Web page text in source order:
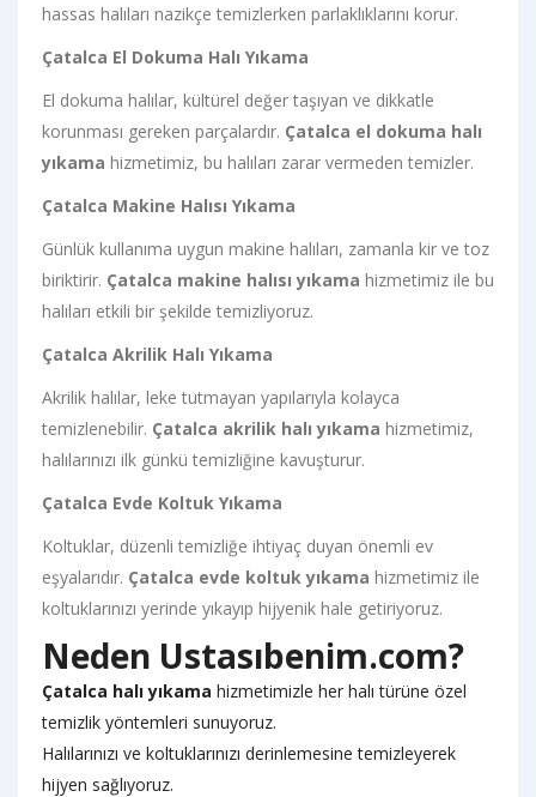
hassas halıları nazikçe temizlerken parlaklıklarını korur.
Çatalca El Dokuma Halı Yıkama
El dokuma halılar, kültürel değer taşıyan ve dikkatle
korunması gereken parçalardır. Çatalca el dokuma halı
yıkama hizmetimiz, bu halıları zarar vermeden temizler.
Çatalca Makine Halısı Yıkama
Günlük kullanıma uygun makine halıları, zamanla kir ve toz
biriktirir. Çatalca makine halısı yıkama hizmetimiz ile bu
halıları etkili bir şekilde temizliyoruz.
Çatalca Akrilik Halı Yıkama
Akrilik halılar, leke tutmayan yapılarıyla kolayca
temizlenebilir. Çatalca akrilik halı yıkama hizmetimiz,
halılarınızı ilk günkü temizliğine kavuşturur.
Çatalca Evde Koltuk Yıkama
Koltuklar, düzenli temizliğe ihtiyaç duyan önemli ev
eşyalarıdır. Çatalca evde koltuk yıkama hizmetimiz ile
koltuklarınızı yerinde yıkayıp hijyenik hale getiriyoruz.
Neden Ustasıbenim.com?
Çatalca halı yıkama hizmetimizle her halı türüne özel
temizlik yöntemleri sunuyoruz.
Halılarınızı ve koltuklarınızı derinlemesine temizleyerek
hijyen sağlıyoruz.